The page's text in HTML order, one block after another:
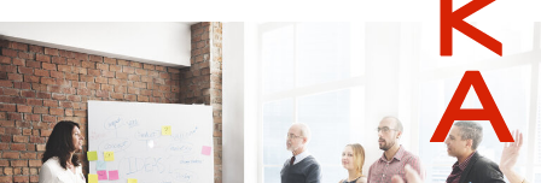
Skip to main content